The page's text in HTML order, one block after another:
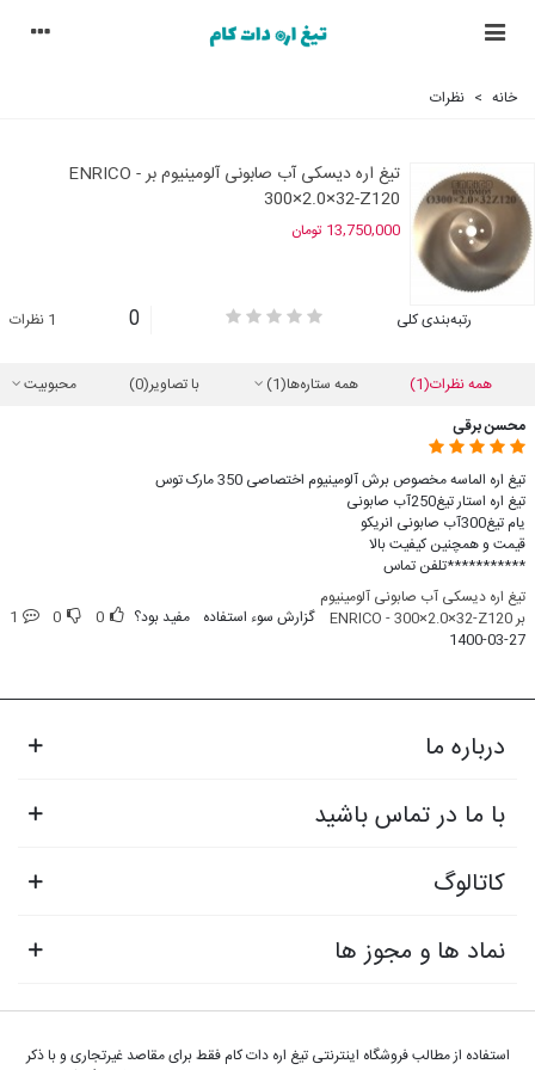
خانه > نظرات
تیغ اره دیسکی آب صابونی آلومینیوم بر ENRICO -
300×2.0×32-Z120
13,750,000 تومان
رتبه‌بندی کلی 0 1 نظرات
همه نظرات(1) همه ستاره‌ها(1) با تصاویر(0)
محبوبیت
محسن برقی
تیغ اره الماسه مخصوص برش آلومینیوم اختصاصی 350 مارک توس
تیغ اره استار تیغ250آب صابونی
یام تیغ300آب صابونی انریکو
قیمت و همچنین کیفیت بالا
***********تلفن تماس
تیغ اره دیسکی آب صابونی آلومینیوم
بر ENRICO - 300×2.0×32-Z120
1400-03-27
گزارش سوء استفاده مفید بود؟ 0
0
1
درباره ما
با ما در تماس باشید
کاتالوگ
نماد ها و مجوز ها
استفاده از مطالب فروشگاه اینترنتی تیغ اره دات کام فقط برای مقاصد غیرتجاری و با ذکر